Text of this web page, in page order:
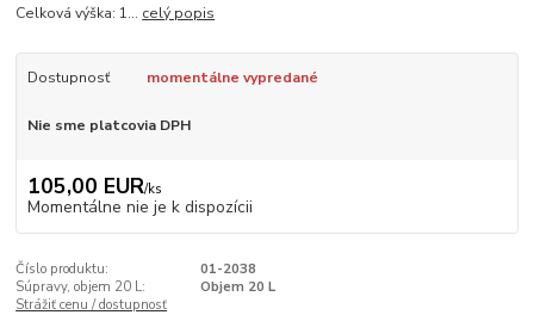
Celková výška: 1... celý popis
Dostupnosť momentálne vypredané
Nie sme platcovia DPH
105,00 EUR/ks
Momentálne nie je k dispozícii
Číslo produktu:
01-2038
Súpravy, objem 20 L:
Objem 20 L
Strážiť cenu / dostupnosť